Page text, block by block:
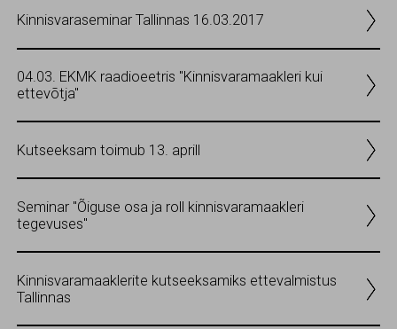
Kinnisvaraseminar Tallinnas 16.03.2017
04.03. EKMK raadioeetris "Kinnisvaramaakleri kui
ettevõtja"
Kutseeksam toimub 13. aprill
Seminar "Õiguse osa ja roll kinnisvaramaakleri
tegevuses"
Kinnisvaramaaklerite kutseeksamiks ettevalmistus
Tallinnas